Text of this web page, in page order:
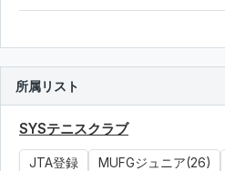
所属リスト
SYSテニスクラブ
JTA登録 MUFGジュニア(26)